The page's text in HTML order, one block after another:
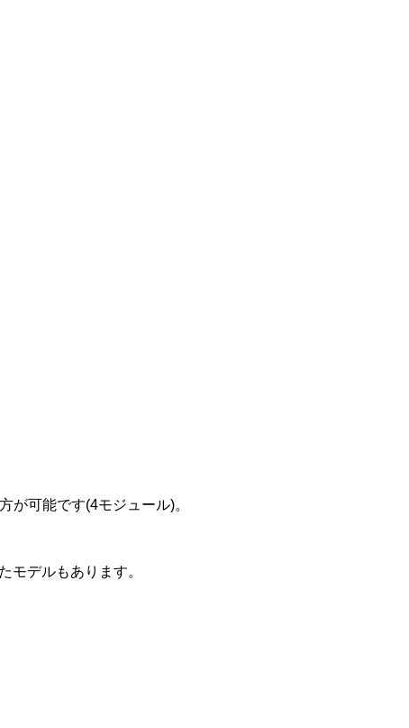
が可能です(4モジュール)。
モデルもあります。